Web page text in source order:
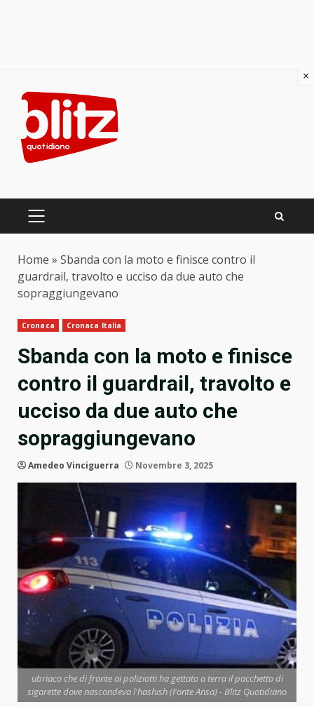
content
PRIMARY
Home » Sbanda con la moto e finisce contro il
guardrail, travolto e ucciso da due auto che
sopraggiungevano
Cronaca Cronaca Italia
Sbanda con la moto e finisce
contro il guardrail, travolto e
ucciso da due auto che
sopraggiungevano
Amedeo Vinciguerra Novembre 3, 2025
ubriaco che di fronte ai poliziotti ha gettato a terra il pacchetto di
sigarette dove nascondeva l'hashish (Fonte Ansa) - Blitz Quotidiano
×